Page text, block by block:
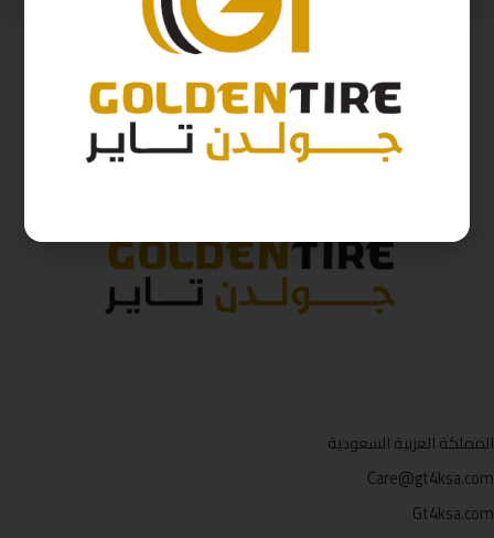
المملكة العربية السعودية
Care@gt4ksa.com
Gt4ksa.com